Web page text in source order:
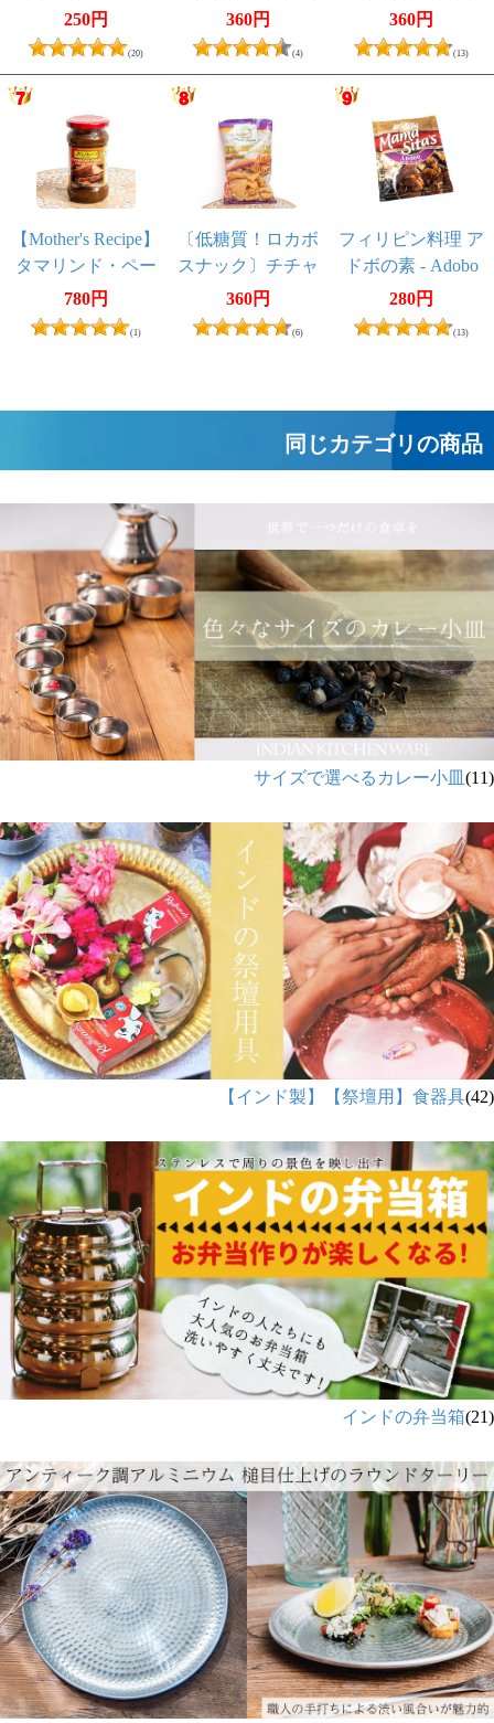
ク オリジナルの素
- Sinigang Sa
Original【Knorr】
250円
(20)
ロン バラット - 豚
皮の唐揚げ
CHICHARON
BALAT Barbecue
〔Pork-King〕 糖
質オフ 国産
360円
(4)
ロン バラット - 豚
皮の唐揚げ
CHICHARON
BALAT ガーリック
& ビネガー 〔Pork-
King〕 糖質オ
フ 国産
360円
(13)
【Mother's Recipe】
タマリンド・ペー
スト - Tamarind
Paste たっぷり320g
780円
(1)
〔低糖質！ロカボ
スナック〕チチャ
ロン バラット - 豚
皮の唐揚げ
360円
(6)
フィリピン料理 ア
ドボの素 - Adobo
【MamaSita’s】
280円
(13)
同じカテゴリの商品
サイズで選べるカレー小皿 (11)
【インド製】【祭壇用】食器具(42)
インドの弁当箱(21)